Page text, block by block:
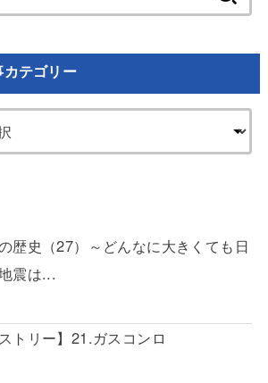
索:
テゴリー
歴史（27）～どんなに大きくても日
震は...
ストリー】21.ガスコンロ